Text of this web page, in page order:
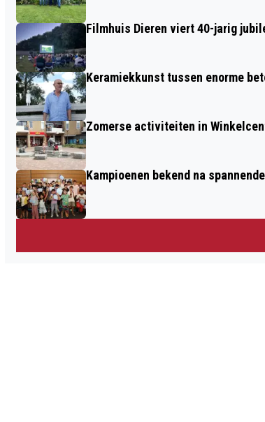
Filmhuis Dieren viert 40-jarig
Keramiekkunst tussen enorme
Zomerse activiteiten in
Kampioenen bekend na